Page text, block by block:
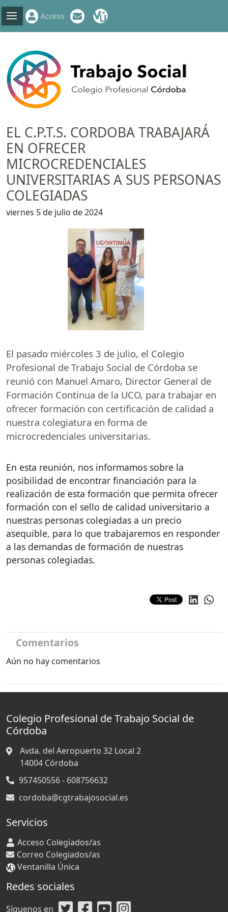
Acceso
EL C.P.T.S. CORDOBA TRABAJARÁ
EN OFRECER
MICROCREDENCIALES
UNIVERSITARIAS A SUS PERSONAS
COLEGIADAS
viernes 5 de julio de 2024
El pasado miércoles 3 de julio, el Colegio
Profesional de Trabajo Social de Córdoba se
reunió con Manuel Amaro, Director General de
Formación Continua de la UCO, para trabajar en
ofrecer formación con certificación de calidad a
nuestra colegiatura en forma de
microcredenciales universitarias.
En esta reunión, nos informamos sobre la
posibilidad de encontrar financiación para la
realización de esta formación que permita ofrecer
formación con el sello de calidad universitario a
nuestras personas colegiadas a un precio
asequible, para lo que trabajaremos en responder
a las demandas de formación de nuestras
personas colegiadas.
Comentarios
Aún no hay comentarios
Colegio Profesional de Trabajo Social de
Córdoba
Avda. del Aeropuerto 32 Local 2
14004 Córdoba
957450556 - 608756632
cordoba@cgtrabajosocial.es
Servicios
Acceso Colegiados/as
Correo Colegiados/as
Ventanilla Única
Redes sociales
Síguenos en